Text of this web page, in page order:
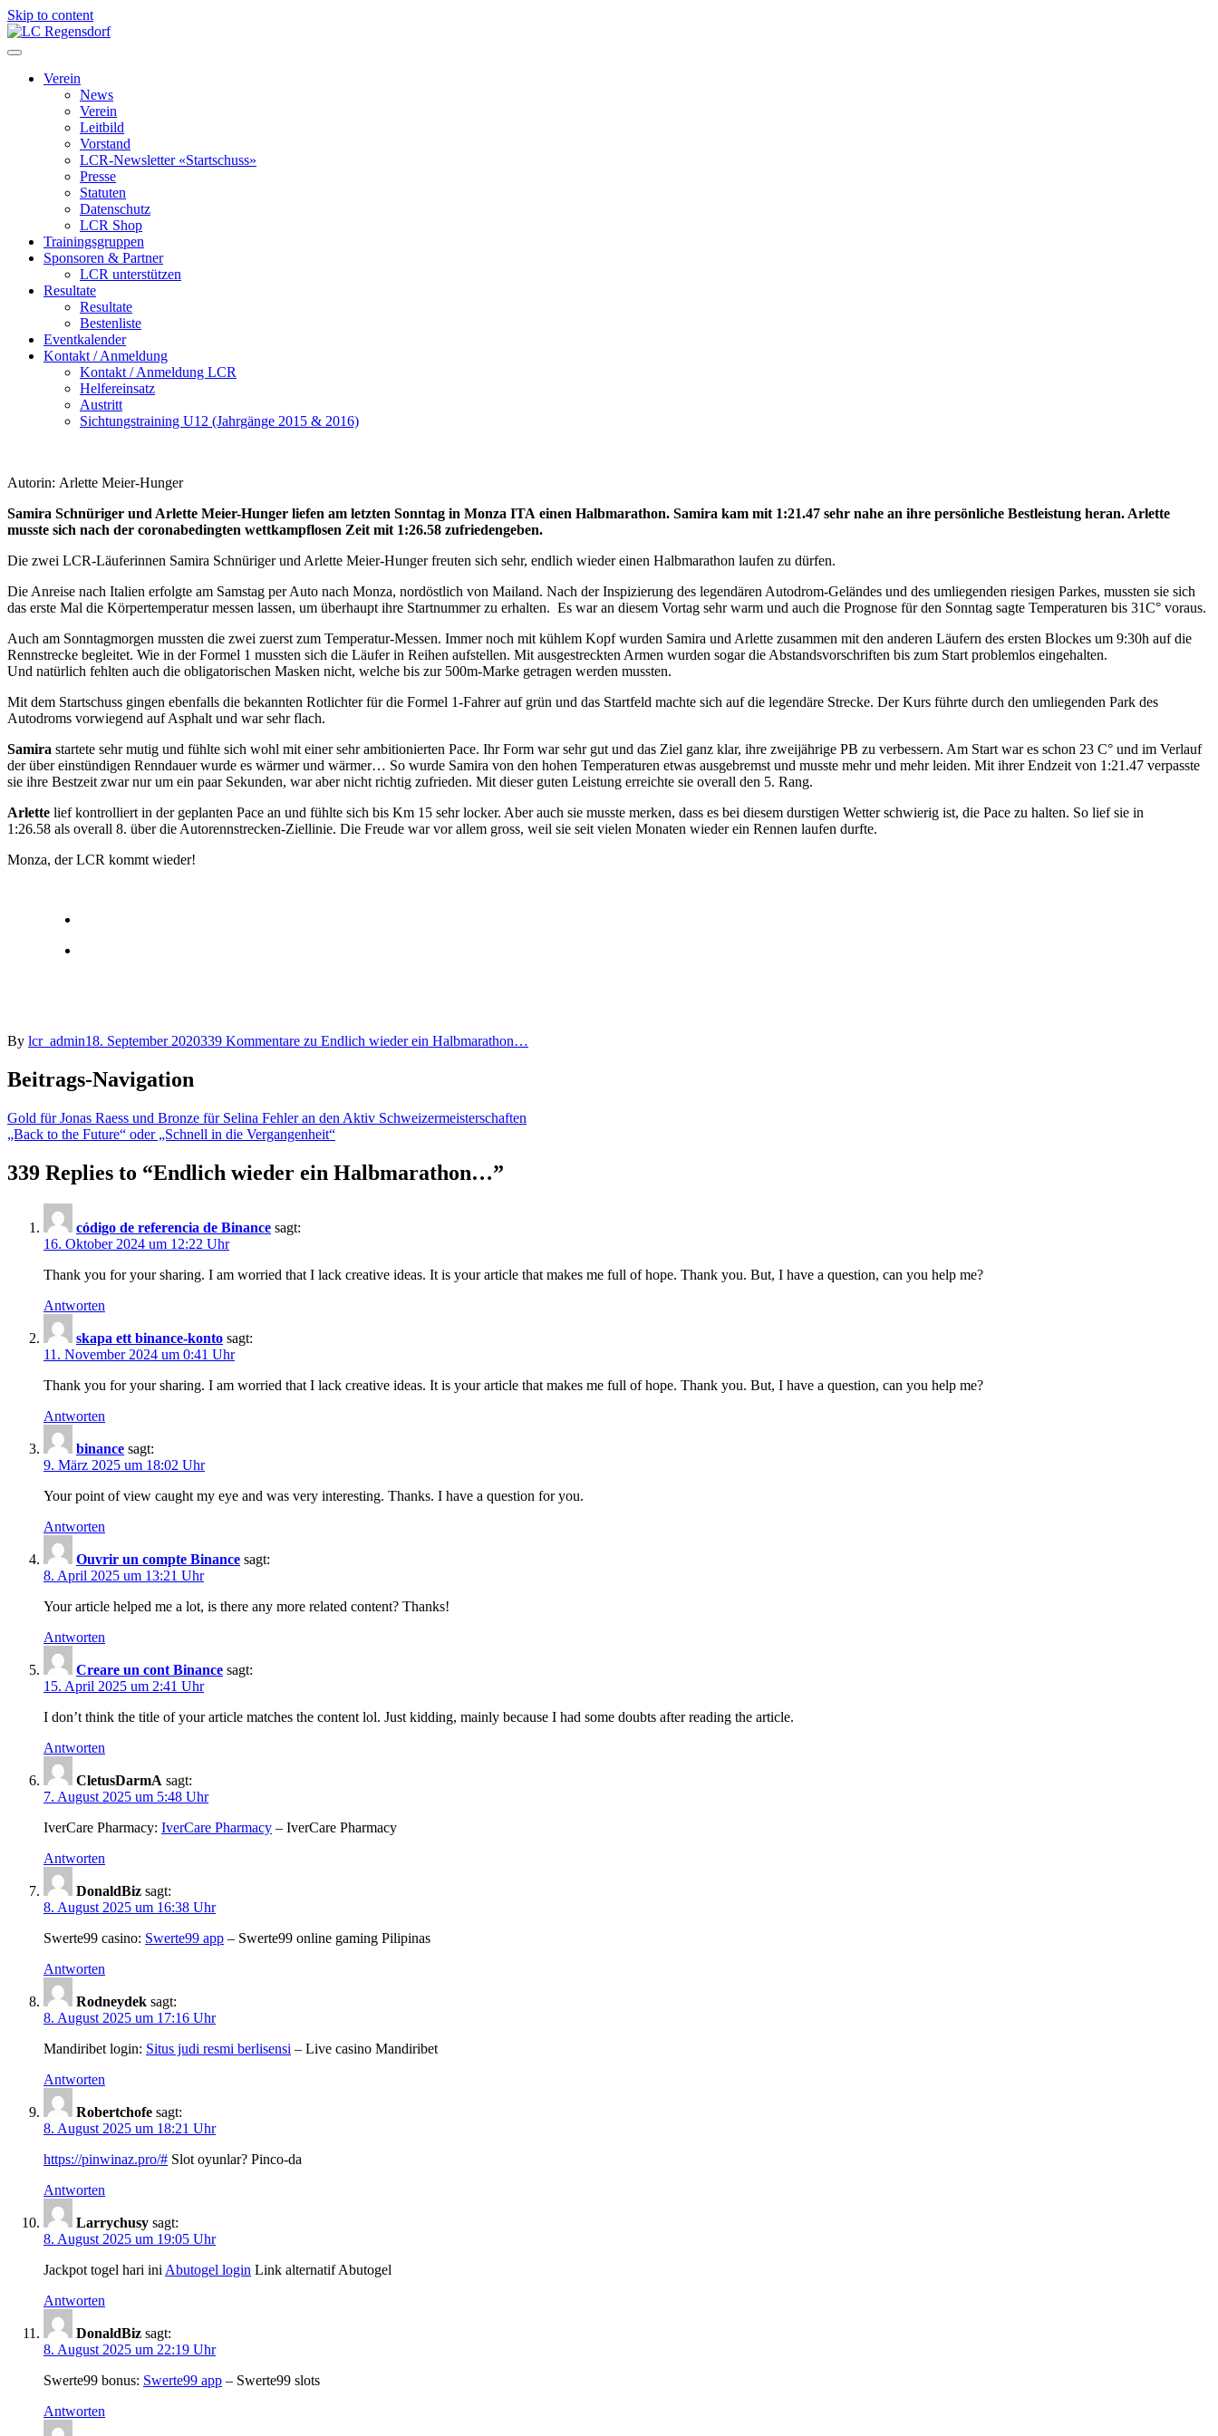
Skip to content
LC Regensdorf
Verein
News
Verein
Leitbild
Vorstand
LCR-Newsletter «Startschuss»
Presse
Statuten
Datenschutz
LCR Shop
Trainingsgruppen
Sponsoren & Partner
LCR unterstützen
Resultate
Resultate
Bestenliste
Eventkalender
Kontakt / Anmeldung
Kontakt / Anmeldung LCR
Helfereinsatz
Austritt
Sichtungstraining U12 (Jahrgänge 2015 & 2016)
Autorin: Arlette Meier-Hunger
Samira Schnüriger und Arlette Meier-Hunger liefen am letzten Sonntag in Monza ITA einen Halbmarathon. Samira kam mit 1:21.47 sehr nahe an ihre persönliche Bestleistung heran. Arlette
musste sich nach der coronabedingten wettkampflosen Zeit mit 1:26.58 zufriedengeben.
Die zwei LCR-Läuferinnen Samira Schnüriger und Arlette Meier-Hunger freuten sich sehr, endlich wieder einen Halbmarathon laufen zu dürfen.
Die Anreise nach Italien erfolgte am Samstag per Auto nach Monza, nordöstlich von Mailand. Nach der Inspizierung des legendären Autodrom-Geländes und des umliegenden riesigen Parkes, mussten sie sich
das erste Mal die Körpertemperatur messen lassen, um überhaupt ihre Startnummer zu erhalten. Es war an diesem Vortag sehr warm und auch die Prognose für den Sonntag sagte Temperaturen bis 31C° voraus.
Auch am Sonntagmorgen mussten die zwei zuerst zum Temperatur-Messen. Immer noch mit kühlem Kopf wurden Samira und Arlette zusammen mit den anderen Läufern des ersten Blockes um 9:30h auf die
Rennstrecke begleitet. Wie in der Formel 1 mussten sich die Läufer in Reihen aufstellen. Mit ausgestreckten Armen wurden sogar die Abstandsvorschriften bis zum Start problemlos eingehalten.
Und natürlich fehlten auch die obligatorischen Masken nicht, welche bis zur 500m-Marke getragen werden mussten.
Mit dem Startschuss gingen ebenfalls die bekannten Rotlichter für die Formel 1-Fahrer auf grün und das Startfeld machte sich auf die legendäre Strecke. Der Kurs führte durch den umliegenden Park des
Autodroms vorwiegend auf Asphalt und war sehr flach.
Samira startete sehr mutig und fühlte sich wohl mit einer sehr ambitionierten Pace. Ihr Form war sehr gut und das Ziel ganz klar, ihre zweijährige PB zu verbessern. Am Start war es schon 23 C° und im Verlauf
der über einstündigen Renndauer wurde es wärmer und wärmer… So wurde Samira von den hohen Temperaturen etwas ausgebremst und musste mehr und mehr leiden. Mit ihrer Endzeit von 1:21.47 verpasste
sie ihre Bestzeit zwar nur um ein paar Sekunden, war aber nicht richtig zufrieden. Mit dieser guten Leistung erreichte sie overall den 5. Rang.
Arlette lief kontrolliert in der geplanten Pace an und fühlte sich bis Km 15 sehr locker. Aber auch sie musste merken, dass es bei diesem durstigen Wetter schwierig ist, die Pace zu halten. So lief sie in
1:26.58 als overall 8. über die Autorennstrecken-Ziellinie. Die Freude war vor allem gross, weil sie seit vielen Monaten wieder ein Rennen laufen durfte.
Monza, der LCR kommt wieder!
By lcr_admin18. September 2020339 Kommentare zu Endlich wieder ein Halbmarathon…
Beitrags-Navigation
Gold für Jonas Raess und Bronze für Selina Fehler an den Aktiv Schweizermeisterschaften
„Back to the Future“ oder „Schnell in die Vergangenheit“
339 Replies to “Endlich wieder ein Halbmarathon…”
código de referencia de Binance sagt:
16. Oktober 2024 um 12:22 Uhr
Thank you for your sharing. I am worried that I lack creative ideas. It is your article that makes me full of hope. Thank you. But, I have a question, can you help me?
Antworten
skapa ett binance-konto sagt:
11. November 2024 um 0:41 Uhr
Thank you for your sharing. I am worried that I lack creative ideas. It is your article that makes me full of hope. Thank you. But, I have a question, can you help me?
Antworten
binance sagt:
9. März 2025 um 18:02 Uhr
Your point of view caught my eye and was very interesting. Thanks. I have a question for you.
Antworten
Ouvrir un compte Binance sagt:
8. April 2025 um 13:21 Uhr
Your article helped me a lot, is there any more related content? Thanks!
Antworten
Creare un cont Binance sagt:
15. April 2025 um 2:41 Uhr
I don’t think the title of your article matches the content lol. Just kidding, mainly because I had some doubts after reading the article.
Antworten
CletusDarmA sagt:
7. August 2025 um 5:48 Uhr
IverCare Pharmacy: IverCare Pharmacy – IverCare Pharmacy
Antworten
DonaldBiz sagt:
8. August 2025 um 16:38 Uhr
Swerte99 casino: Swerte99 app – Swerte99 online gaming Pilipinas
Antworten
Rodneydek sagt:
8. August 2025 um 17:16 Uhr
Mandiribet login: Situs judi resmi berlisensi – Live casino Mandiribet
Antworten
Robertchofe sagt:
8. August 2025 um 18:21 Uhr
https://pinwinaz.pro/# Slot oyunlar? Pinco-da
Antworten
Larrychusy sagt:
8. August 2025 um 19:05 Uhr
Jackpot togel hari ini Abutogel login Link alternatif Abutogel
Antworten
DonaldBiz sagt:
8. August 2025 um 22:19 Uhr
Swerte99 bonus: Swerte99 app – Swerte99 slots
Antworten